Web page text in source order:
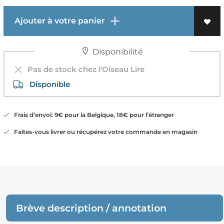
Ajouter à votre panier
Disponibilité
Pas de stock chez l'Oiseau Lire
Disponible
Frais d’envoi: 9€ pour la Belgique, 18€ pour l’étranger
Faites-vous livrer ou récupérez votre commande en magasin
Brève description / annotation